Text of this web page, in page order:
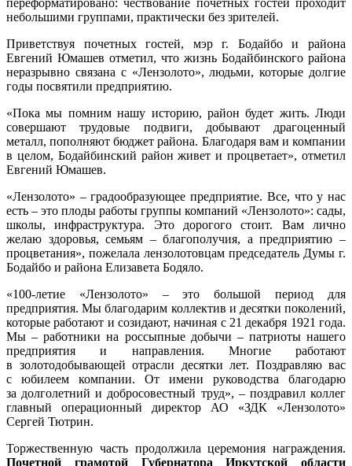
небольшими группами, практически без зрителей.
Приветствуя почетных гостей, мэр г. Бодайбо и района
Евгений Юмашев отметил, что жизнь Бодайбинского района
неразрывно связана с «Лензолото», людьми, которые долгие
годы посвятили предприятию.
«Пока мы помним нашу историю, район будет жить. Люди
совершают трудовые подвиги, добывают драгоценный
металл, пополняют бюджет района. Благодаря вам и компании
в целом, Бодайбинский район живет и процветает», отметил
Евгений Юмашев.
«Лензолото» – градообразующее предприятие. Все, что у нас
есть – это плоды работы группы компаний «Лензолото»: сады,
школы, инфраструктура. Это дорогого стоит. Вам лично
желаю здоровья, семьям – благополучия, а предприятию –
процветания», пожелала лензолотовцам председатель Думы г.
Бодайбо и района Елизавета Бодяло.
«100-летие «Лензолото» – это большой период для
предприятия. Мы благодарим коллектив и десятки поколений,
которые работают и созидают, начиная с 21 декабря 1921 года.
Мы – работники на россыпные добычи – патриоты нашего
предприятия и направления. Многие работают
в золотодобывающей отрасли десятки лет. Поздравляю вас
с юбилеем компании. От имени руководства благодарю
за долголетний и добросовестный труд», – поздравил коллег
главный операционный директор АО «ЗДК «Лензолото»
Сергей Тютрин.
Торжественную часть продолжила церемония награждения.
Почетной грамотой Губернатора Иркутской области